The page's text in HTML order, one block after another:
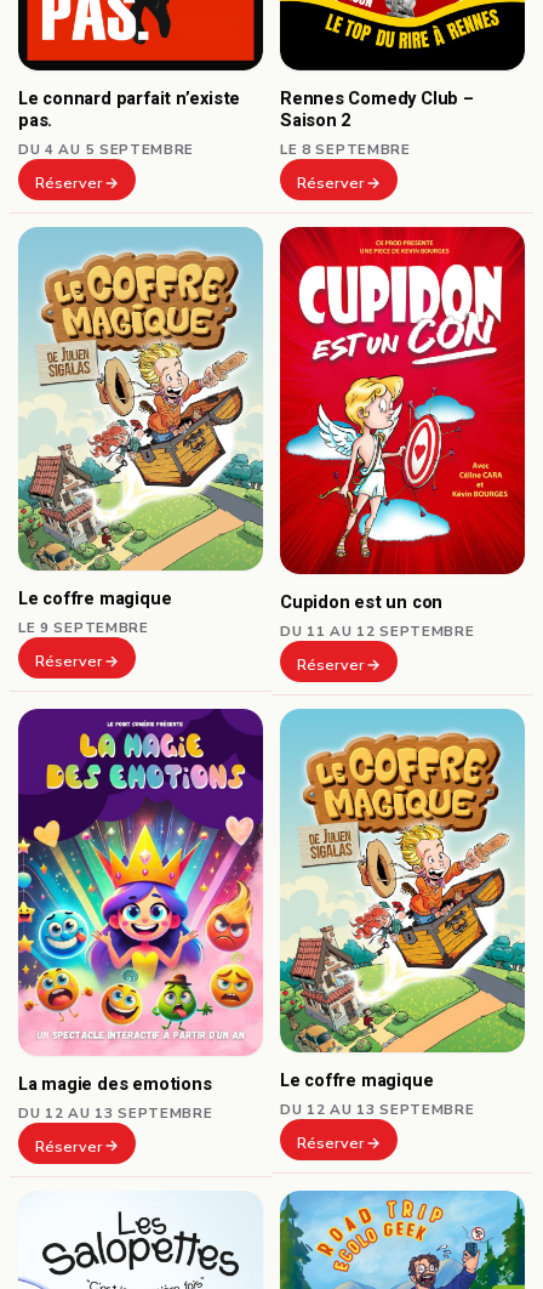
Le connard parfait n’existe
pas.
DU 4 AU 5 SEPTEMBRE
Réserver
Rennes Comedy Club –
Saison 2
LE 8 SEPTEMBRE
Réserver
Le coffre magique
LE 9 SEPTEMBRE
Réserver
Cupidon est un con
DU 11 AU 12 SEPTEMBRE
Réserver
La magie des emotions
DU 12 AU 13 SEPTEMBRE
Réserver
Le coffre magique
DU 12 AU 13 SEPTEMBRE
Réserver